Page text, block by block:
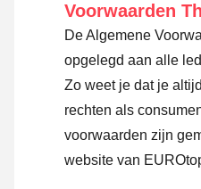
Voorwaarden
De Algemene
opgelegd aan alle
Zo weet je dat je
rechten als
voorwaarden zijn
website van